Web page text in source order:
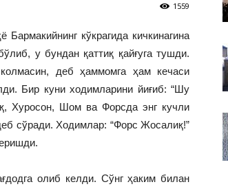
ВАКИЛЛИГИ
1559
кўкрагида кичкинагина
у бундан қаттиқ қайғуга тушди.
деб ҳаммомга ҳам кечаси
Бир куни ходимларини йиғиб: “Шу
Хуросон, Шом ва Форсда энг кучли
сўради. Ходимлар: “Форс Жосалиқ!”
олиб келди. Сўнг ҳаким билан